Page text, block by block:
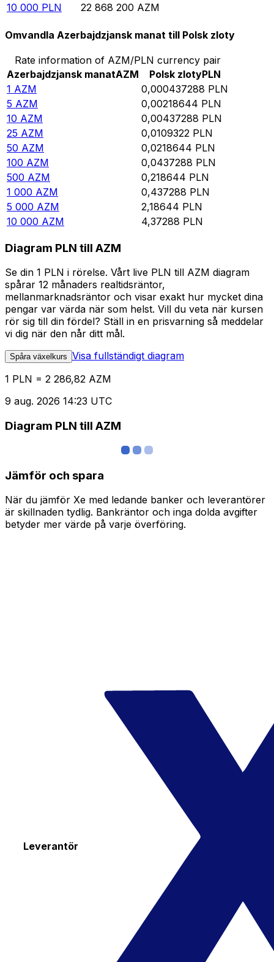
10 000 PLN 22 868 200 AZM
Omvandla Azerbajdzjansk manat till Polsk zloty
Rate information of AZM/PLN currency pair
Azerbajdzjansk manatAZM Polsk zlotyPLN
1 AZM 0,000437288 PLN
5 AZM 0,00218644 PLN
10 AZM 0,00437288 PLN
25 AZM 0,0109322 PLN
50 AZM 0,0218644 PLN
100 AZM 0,0437288 PLN
500 AZM 0,218644 PLN
1 000 AZM 0,437288 PLN
5 000 AZM 2,18644 PLN
10 000 AZM 4,37288 PLN
Diagram PLN till AZM
Se din 1 PLN i rörelse. Vårt live PLN till AZM diagram
spårar 12 månaders realtidsräntor,
mellanmarknadsräntor och visar exakt hur mycket dina
pengar var värda när som helst. Vill du veta när kursen
rör sig till din fördel? Ställ in en prisvarning så meddelar
vi dig när den når ditt mål.
Spåra växelkurs Visa fullständigt diagram
1 PLN = 2 286,82 AZM
9 aug. 2026 14:23 UTC
Diagram PLN till AZM
Jämför och spara
När du jämför Xe med ledande banker och leverantörer
är skillnaden tydlig. Bankräntor och inga dolda avgifter
betyder mer värde på varje överföring.
Leverantör